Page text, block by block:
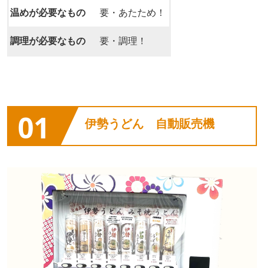
温めが必要なもの 要・あたため！
調理が必要なもの 要・調理！
01 伊勢うどん 自動販売機